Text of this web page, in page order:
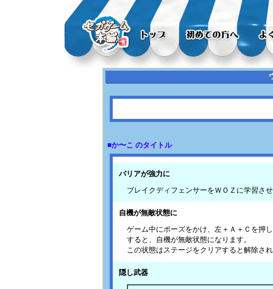
■か〜こ のタイトル
バリアが強力に
ブレイクディフェンサーをＷＯＺに学習さ
自機が無敵状態に
ゲーム中にポーズをかけ、左＋Ａ＋Ｃを押
すると、自機が無敵状態になります。
この状態はステージをクリアすると解除さ
隠し武器